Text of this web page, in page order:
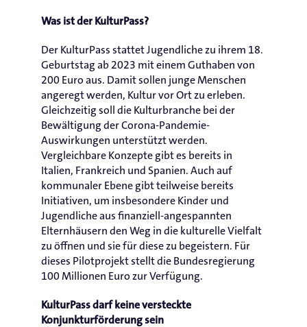
Was ist der KulturPass?
Der KulturPass stattet Jugendliche zu ihrem 18.
Geburtstag ab 2023 mit einem Guthaben von
200 Euro aus. Damit sollen junge Menschen
angeregt werden, Kultur vor Ort zu erleben.
Gleichzeitig soll die Kulturbranche bei der
Bewältigung der Corona-Pandemie-
Auswirkungen unterstützt werden.
Vergleichbare Konzepte gibt es bereits in
Italien, Frankreich und Spanien. Auch auf
kommunaler Ebene gibt teilweise bereits
Initiativen, um insbesondere Kinder und
Jugendliche aus finanziell-angespannten
Elternhäusern den Weg in die kulturelle Vielfalt
zu öffnen und sie für diese zu begeistern. Für
dieses Pilotprojekt stellt die Bundesregierung
100 Millionen Euro zur Verfügung.
KulturPass darf keine versteckte
Konjunkturförderung sein